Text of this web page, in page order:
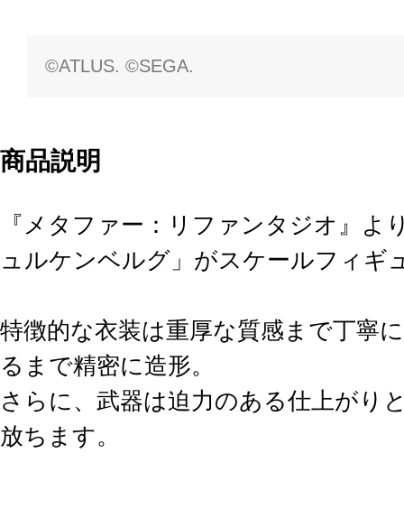
©ATLUS. ©SEGA.
商品説明
『メタファー：リファンタジオ』よ
ュルケンベルグ」がスケールフィギ
特徴的な衣装は重厚な質感まで丁寧
るまで精密に造形。
さらに、武器は迫力のある仕上がり
放ちます。